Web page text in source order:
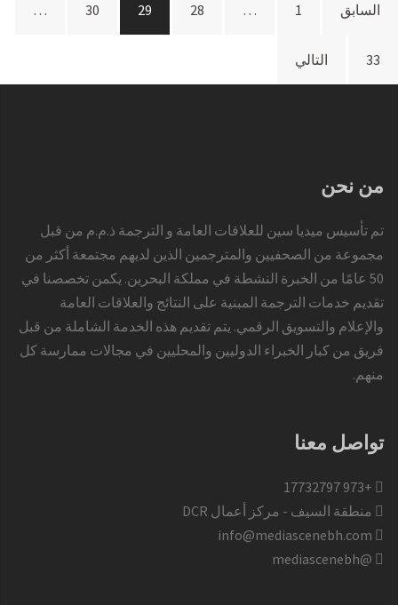
السابق 1
…
28
29
30
…
33 التالي
من نحن
تم تأسيس ميديا سين للعلاقات العامة و الترجمة ذ.م.م من قبل
مجموعة من الصحفيين والمترجمين الذين لديهم مجتمعة أكثر من
50 عامًا من الخبرة النشطة في مملكة البحرين. يكمن تخصصنا في
تقديم خدمات الترجمة المبنية على النتائج والعلاقات العامة
والإعلام والتسويق الرقمي. يتم تقديم هذه الخدمة الشاملة من قبل
فريق من كبار الخبراء الدوليين والمحليين في مجالات ممارسة كل
منهم.
تواصل معنا
+973 17732797​
منطقة السيف - مركز أعمال DCR
@mediascenebh